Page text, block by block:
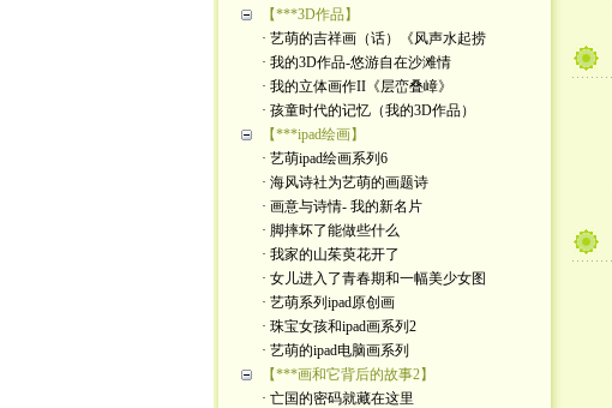
【***3D作品】
· 艺萌的吉祥画（话）《风声水起捞
· 我的3D作品-悠游自在沙滩情
· 我的立体画作II《层峦叠嶂》
· 孩童时代的记忆（我的3D作品）
【***ipad绘画】
· 艺萌ipad绘画系列6
· 海风诗社为艺萌的画题诗
· 画意与诗情- 我的新名片
· 脚摔坏了能做些什么
· 我家的山茱萸花开了
· 女儿进入了青春期和一幅美少女图
· 艺萌系列ipad原创画
· 珠宝女孩和ipad画系列2
· 艺萌的ipad电脑画系列
【***画和它背后的故事2】
· 亡国的密码就藏在这里